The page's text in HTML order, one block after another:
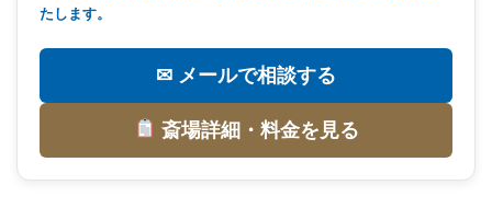
たします。
✉ メールで相談する
斎場詳細・料金を見る